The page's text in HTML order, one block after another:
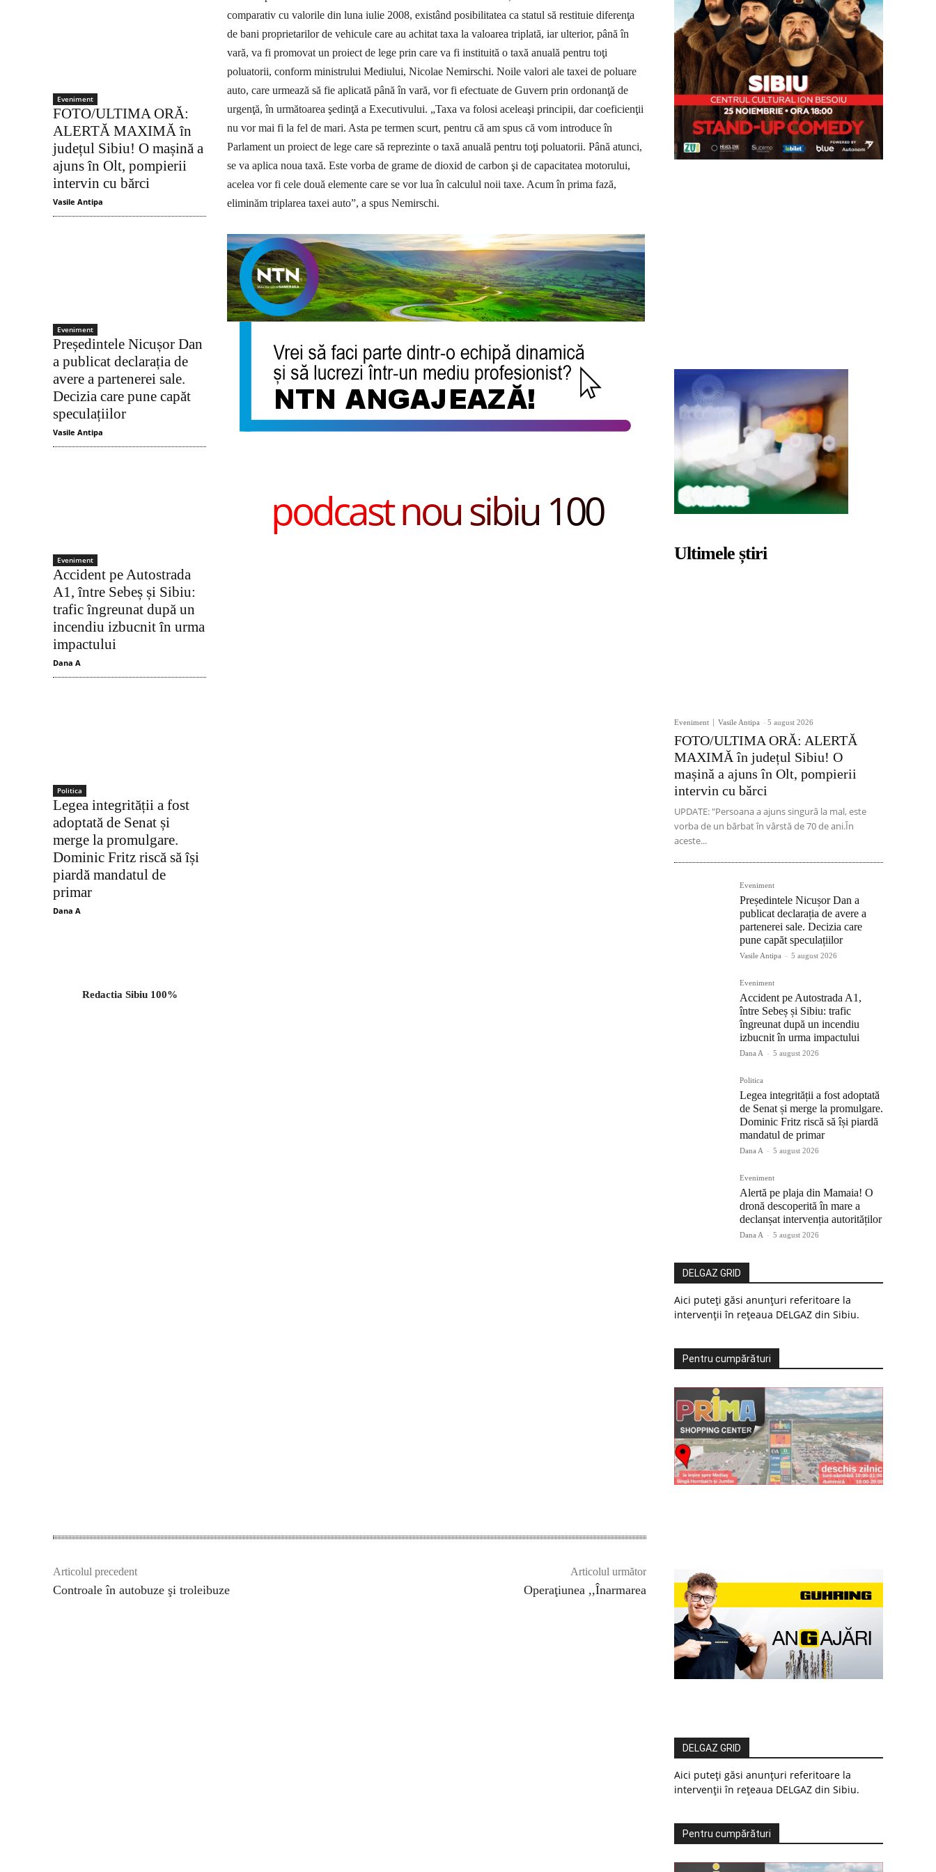
Eveniment
FOTO/ULTIMA ORĂ:
ALERTĂ MAXIMĂ în
județul Sibiu! O mașină a
ajuns în Olt, pompierii
intervin cu bărci
Vasile Antipa
Eveniment
Președintele Nicușor Dan
a publicat declarația de
avere a partenerei sale.
Decizia care pune capăt
speculațiilor
Vasile Antipa
Eveniment
Accident pe Autostrada
A1, între Sebeș și Sibiu:
trafic îngreunat după un
incendiu izbucnit în urma
impactului
Dana A
Politica
Legea integrității a fost
adoptată de Senat și
merge la promulgare.
Dominic Fritz riscă să își
piardă mandatul de
primar
Dana A
Redactia Sibiu 100%
comparativ cu valorile din luna iulie 2008, existând posibilitatea ca statul să restituie diferenţa
de bani proprietarilor de vehicule care au achitat taxa la valoarea triplată, iar ulterior, până în
vară, va fi promovat un proiect de lege prin care va fi instituită o taxă anuală pentru toţi
poluatorii, conform ministrului Me­diului, Nicolae Nemirschi. Noile valori ale taxei de poluare
auto, care urmează să fie aplicată până în vară, vor fi efectuate de Guvern prin ordonanţă de
urgenţă, în următoarea şedinţă a Executivului. „Taxa va folosi aceleaşi principii, dar coeficienţii
nu vor mai fi la fel de mari. Asta pe termen scurt, pentru că am spus că vom introduce în
Parlament un proiect de lege care să reprezinte o taxă anuală pentru toţi poluatorii. Până atunci,
se va aplica noua taxă. Este vorba de grame de dioxid de carbon şi de capacitatea motorului,
acelea vor fi cele două elemente care se vor lua în calculul noii taxe. Acum în prima fază,
eliminăm triplarea taxei auto”, a spus Nemirschi.
podcast nou sibiu 100
Ultimele știri
Eveniment Vasile Antipa - 5 august 2026
FOTO/ULTIMA ORĂ: ALERTĂ
MAXIMĂ în județul Sibiu! O
mașină a ajuns în Olt, pompierii
intervin cu bărci
UPDATE: "Persoana a ajuns singură la mal, este
vorba de un bărbat în vârstă de 70 de ani.În
aceste...
Eveniment
Președintele Nicușor Dan a
publicat declarația de avere a
partenerei sale. Decizia care
pune capăt speculațiilor
Vasile Antipa - 5 august 2026
Eveniment
Accident pe Autostrada A1,
între Sebeș și Sibiu: trafic
îngreunat după un incendiu
izbucnit în urma impactului
Dana A - 5 august 2026
Politica
Legea integrității a fost adoptată
de Senat și merge la promulgare.
Dominic Fritz riscă să își piardă
mandatul de primar
Dana A - 5 august 2026
Eveniment
Alertă pe plaja din Mamaia! O
dronă descoperită în mare a
declanșat intervenția autorităților
Dana A - 5 august 2026
DELGAZ GRID
Aici puteți găsi anunțuri referitoare la
intervenții în rețeaua DELGAZ din Sibiu.
Pentru cumpărături
Articolul precedent
Controale în autobuze şi troleibuze
Articolul următor
Operaţiunea ,,Înarmarea
DELGAZ GRID
Aici puteți găsi anunțuri referitoare la
intervenții în rețeaua DELGAZ din Sibiu.
Pentru cumpărături